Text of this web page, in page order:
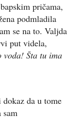
pričama,
podmladila
se na to. Valjda
put videla,
voda! Šta tu ima
da u tome
sam